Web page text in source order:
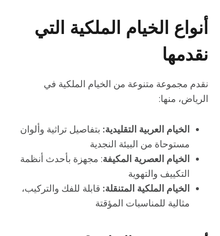
أنواع الخيام الملكية التي
نقدمها
نقدم مجموعة متنوعة من الخيام الملكية في
الرياض، منها:
الخيام العربية التقليدية: بتفاصيل تراثية وألوان
مستوحاة من البيئة النجدية
الخيام العصرية المكيفة: مجهزة بأحدث أنظمة
التكييف والتهوية
الخيام الملكية المتنقلة: قابلة للفك والتركيب،
مثالية للمناسبات المؤقتة